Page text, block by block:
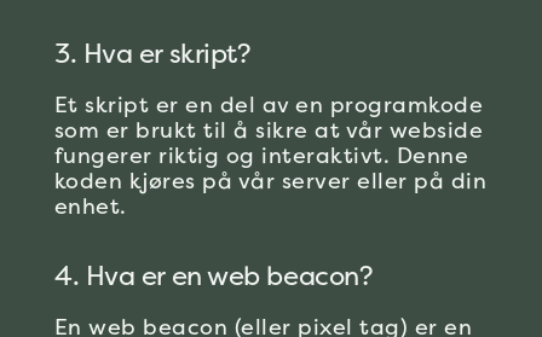
3. Hva er skript?
Et skript er en del av en programkode
som er brukt til å sikre at vår webside
fungerer riktig og interaktivt. Denne
koden kjøres på vår server eller på din
enhet.
4. Hva er en web beacon?
En web beacon (eller pixel tag) er en